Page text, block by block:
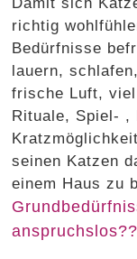
richtig
Bedürfnisse
lauern,
frische Luft,
Rituale, Spiel- ,
seinen Katzen
einem Haus zu
anspruchslos??